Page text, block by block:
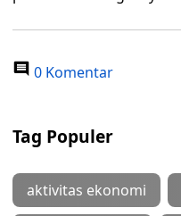
0 Komentar
Tag Populer
aktivitas ekonomi